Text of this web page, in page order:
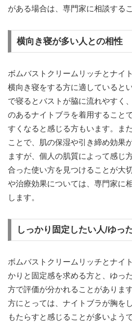
がある場合は、専門家に相談する
横向き寝が多い人との相性
ボムバストクリームリッチとナイ
横向き寝をする方に適していると
で寝るとバストが脇に流れやすく
のあるナイトブラを着用すること
すくなると感じる方もいます。ま
ことで、肌の保湿や引き締め効果
ますが、個人の肌質によって感じ
合った使い方を見つけることが大
や治療効果については、専門家に
します。
しっかり固定したい人/ゆっ
ボムバストクリームリッチとナイ
かりと固定感を求める方と、ゆっ
方で評価が分かれることがありま
方にとっては、ナイトブラが胸を
もたらすと感じることが多いよう